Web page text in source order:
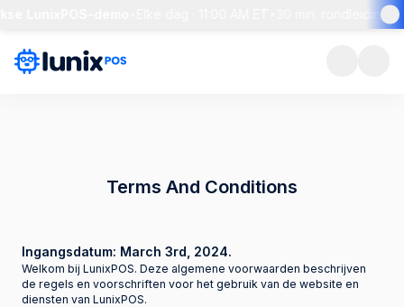
30 min. rondleiding +
Terms And Conditions
Ingangsdatum: March 3rd, 2024.
Welkom bij LunixPOS. Deze algemene voorwaarden beschrijven
de regels en voorschriften voor het gebruik van de website en
diensten van LunixPOS.